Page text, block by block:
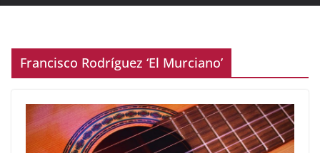
Francisco Rodríguez ‘El Murciano’